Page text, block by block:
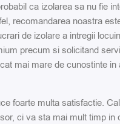
ca izolarea sa nu fie
recomandarea noastra
de izolare a intregii
precum si solicitand
mai mare de cunostinte in
foarte multa satisfactie.
ci va sta mai mult timp in